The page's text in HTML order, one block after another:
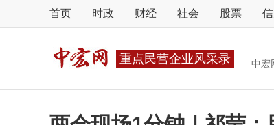
首页 时政 财经 社会 股票
重点民营企业风采录 中宏